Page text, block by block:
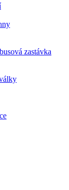
zastávka